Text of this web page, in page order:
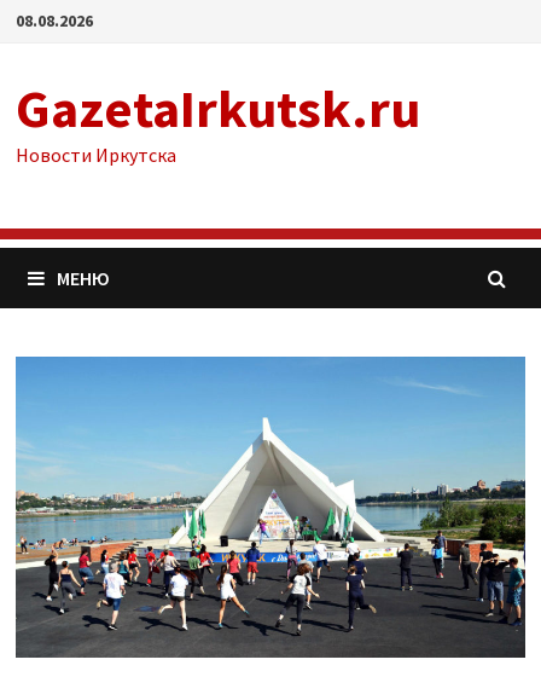
Перейти
08.08.2026
GazetaIrkutsk.ru
Новости Иркутска
МЕНЮ